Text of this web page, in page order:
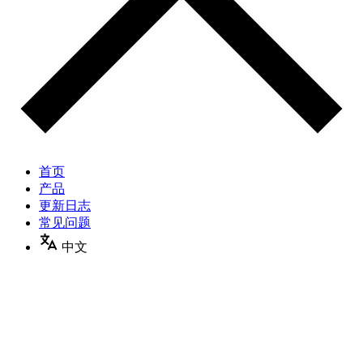
首页
产品
更新日志
常见问题
中文